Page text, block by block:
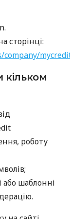
сторінці:
company/
кільком
роботу
або шаблонні